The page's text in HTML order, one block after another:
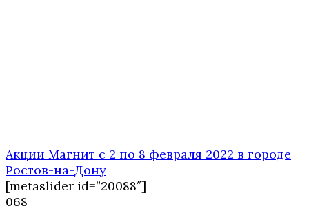
Акции Магнит с 2 по 8 февраля 2022 в городе
Ростов-на-Дону
[metaslider id=”20088″]
068